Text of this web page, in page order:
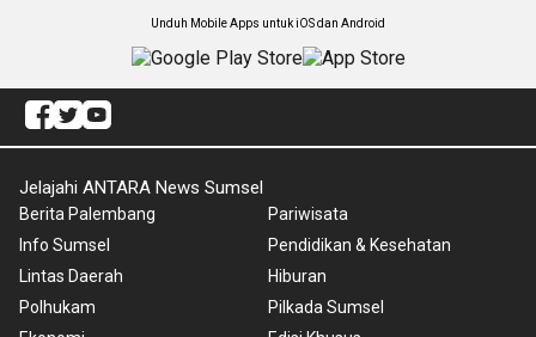
Unduh Mobile Apps untuk iOS dan Android
Jelajahi ANTARA News Sumsel
Berita Palembang
Info Sumsel
Lintas Daerah
Polhukam
Pariwisata
Pendidikan & Kesehatan
Hiburan
Pilkada Sumsel